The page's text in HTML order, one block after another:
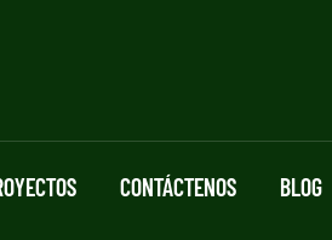
CONTÁCTENOS BLOG